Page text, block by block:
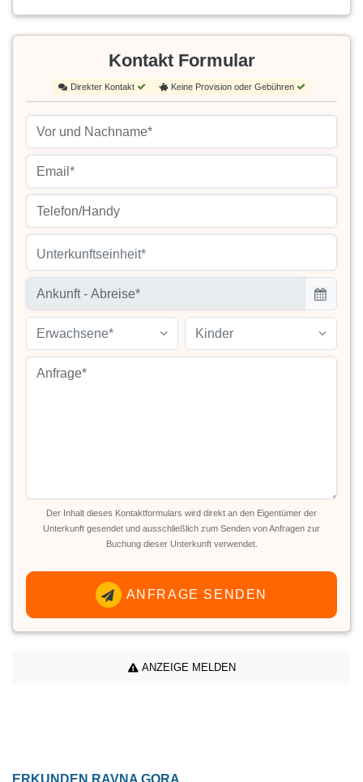
Kontakt Formular
Direkter Kontakt Keine Provision oder Gebühren
Unterkunftseinheit*
Erwachsene* Kinder
Der Inhalt dieses Kontaktformulars wird direkt an den Eigentümer der
Unterkunft gesendet und ausschließlich zum Senden von Anfragen zur
Buchung dieser Unterkunft verwendet.
ANFRAGE SENDEN
ANZEIGE MELDEN
ERKUNDEN RAVNA GORA